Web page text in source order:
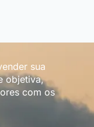
sua
objetiva,
com os